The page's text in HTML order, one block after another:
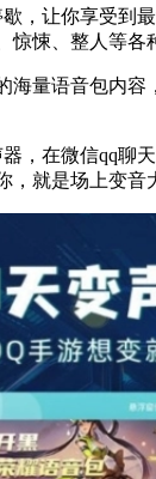
，让你享受到
惊悚、整人等各
海量语音包内容
，在微信qq聊
，就是场上变音